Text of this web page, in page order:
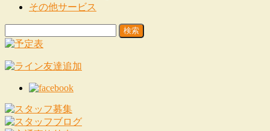
その他サービス
索: